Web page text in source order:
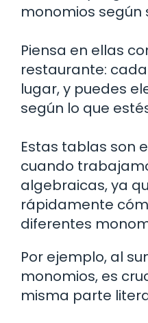
monomios
Piensa en ellas
restaurante:
lugar, y puedes
según lo que
Estas tablas son
cuando
algebraicas, ya
rápidamente
diferentes
Por ejemplo, al
monomios, es
misma parte